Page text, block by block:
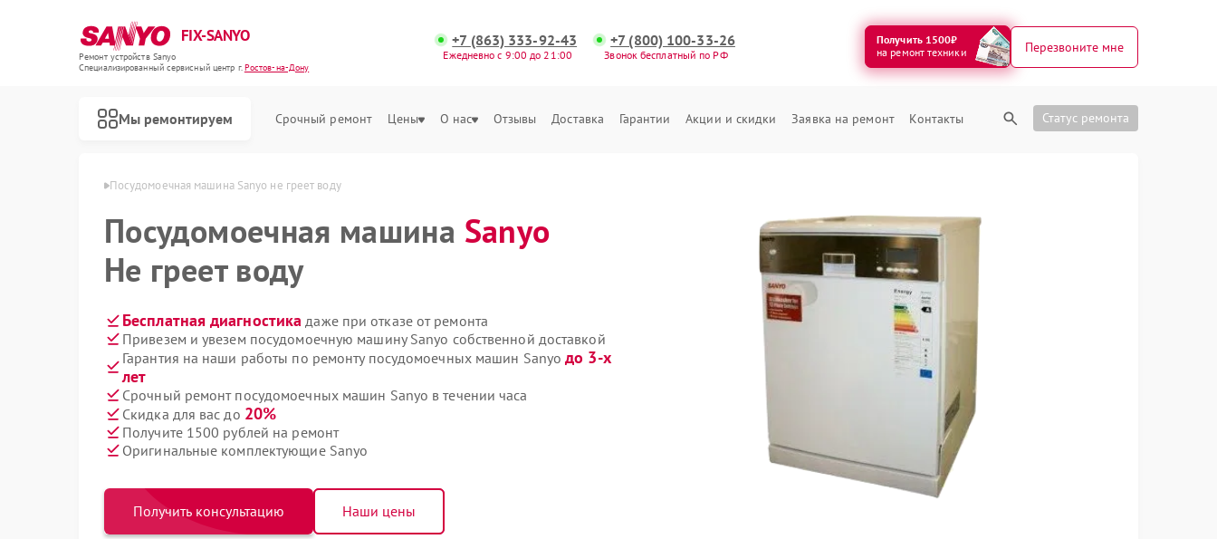
FIX-SANYO
Ремонт устройств Sanyo
Специализированный cервисный центр г.Ростов-на-Дону
+7 (863) 333-92-43
Ежедневно с 9:00 до 21:00
+7 (800) 100-33-26
Звонок бесплатный по РФ
Получить 1500₽
на ремонт техники
Перезвоните мне
Мы ремонтируем Срочный ремонт Цены О нас Отзывы Доставка Гарантии Акции и скидки Заявка на ремонт Контакты Статус ремонта
Посудомоечная машина Sanyo не греет воду
Посудомоечная машина Sanyo
Не греет воду
Бесплатная диагностика даже при отказе от ремонта
Привезем и увезем посудомоечную машину Sanyo собственной доставкой
Гарантия на наши работы по ремонту посудомоечных машин Sanyoдо 3-х
лет
Срочный ремонт посудомоечных машин Sanyo в течении часа
Скидка для вас до 20%
Получите 1500 рублей на ремонт
Оригинальные комплектующие Sanyo
Получить консультацию Наши цены